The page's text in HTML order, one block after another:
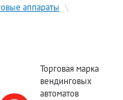
аппараты \
Торговая марка
вендинговых
автоматов